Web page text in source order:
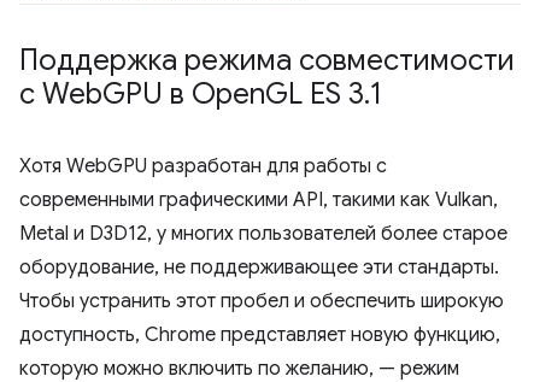
Поддержка режима совместимости
с WebGPU в OpenGL ES 3.1
Хотя WebGPU разработан для работы с
современными графическими API, такими как Vulkan,
Metal и D3D12, у многих пользователей более старое
оборудование, не поддерживающее эти стандарты.
Чтобы устранить этот пробел и обеспечить широкую
доступность, Chrome представляет новую функцию,
которую можно включить по желанию, — режим